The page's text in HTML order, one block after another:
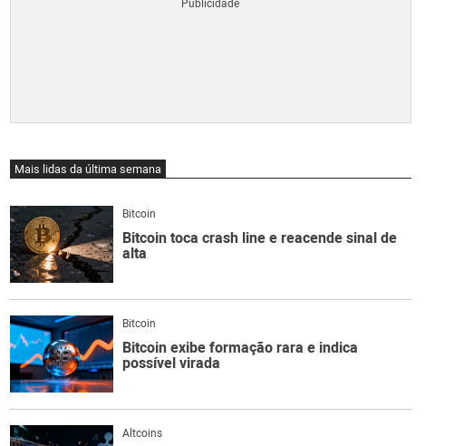
Mais lidas da última semana
Bitcoin
Bitcoin toca crash line e reacende sinal de
alta
Bitcoin
Bitcoin exibe formação rara e indica
possível virada
Altcoins